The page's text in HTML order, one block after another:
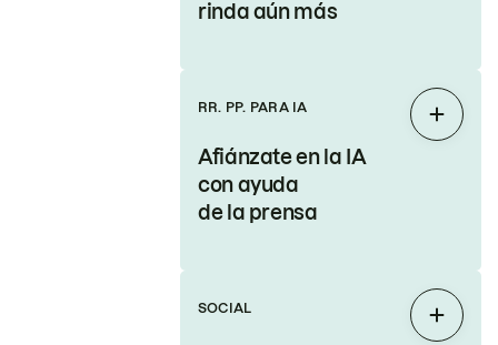
rinda aún más
RR. PP. PARA IA
Afiánzate en la IA
con ayuda
de la prensa
SOCIAL